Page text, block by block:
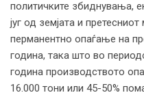
политичките збиднувања,
југ од земјата и
перманентно опаѓање на
година, така што во
година производството
16.000 тони или 45-50%